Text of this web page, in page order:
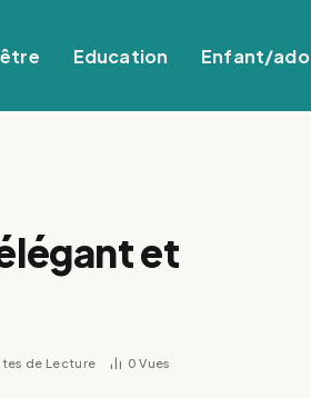
Education Enfant/ado
et
de Lecture 0Vues